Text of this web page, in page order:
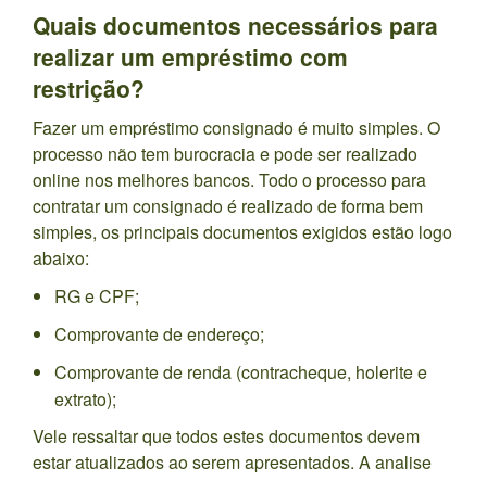
Quais documentos necessários para
realizar um empréstimo com
restrição?
Fazer um empréstimo consignado é muito simples. O
processo não tem burocracia e pode ser realizado
online nos melhores bancos. Todo o processo para
contratar um consignado é realizado de forma bem
simples, os principais documentos exigidos estão logo
abaixo:
RG e CPF;
Comprovante de endereço;
Comprovante de renda (contracheque, holerite e
extrato);
Vele ressaltar que todos estes documentos devem
estar atualizados ao serem apresentados. A analise